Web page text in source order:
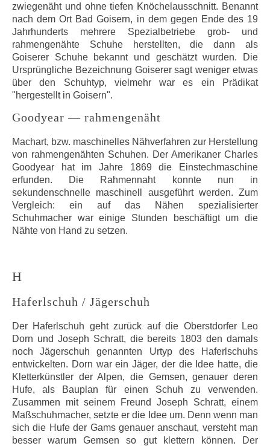
zwiegenäht und ohne tiefen Knöchelausschnitt. Benannt
nach dem Ort Bad Goisern, in dem gegen Ende des 19
Jahrhunderts mehrere Spezialbetriebe grob- und
rahmengenähte Schuhe herstellten, die dann als
Goiserer Schuhe bekannt und geschätzt wurden. Die
Ursprüngliche Bezeichnung Goiserer sagt weniger etwas
über den Schuhtyp, vielmehr war es ein Prädikat
"hergestellt in Goisern".
Goodyear — rahmengenäht
Machart, bzw. maschinelles Nähverfahren zur Herstellung
von rahmengenähten Schuhen. Der Amerikaner Charles
Goodyear hat im Jahre 1869 die Einstechmaschine
erfunden. Die Rahmennaht konnte nun in
sekundenschnelle maschinell ausgeführt werden. Zum
Vergleich: ein auf das Nähen spezialisierter
Schuhmacher war einige Stunden beschäftigt um die
Nähte von Hand zu setzen.
H
Haferlschuh / Jägerschuh
Der Haferlschuh geht zurück auf die Oberstdorfer Leo
Dorn und Joseph Schratt, die bereits 1803 den damals
noch Jägerschuh genannten Urtyp des Haferlschuhs
entwickelten. Dorn war ein Jäger, der die Idee hatte, die
Kletterkünstler der Alpen, die Gemsen, genauer deren
Hufe, als Bauplan für einen Schuh zu verwenden.
Zusammen mit seinem Freund Joseph Schratt, einem
Maßschuhmacher, setzte er die Idee um. Denn wenn man
sich die Hufe der Gams genauer anschaut, versteht man
besser warum Gemsen so gut klettern können. Der